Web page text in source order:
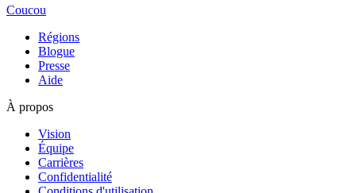
Coucou
Régions
Blogue
Presse
Aide
À propos
Vision
Équipe
Carrières
Confidentialité